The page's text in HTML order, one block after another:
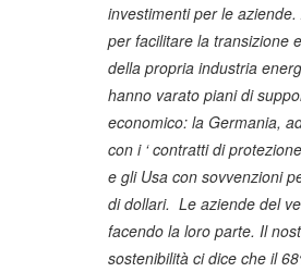
investimenti per le aziende.
per facilitare la transizione
della propria industria
hanno varato piani di
economico: la Germania,
con i ‘ contratti di
e gli Usa con sovvenzioni
di dollari. Le aziende del
facendo la loro parte. Il
sostenibilità ci dice che il